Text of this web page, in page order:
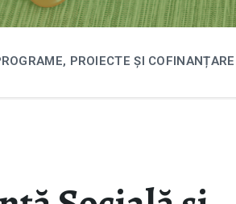
PROIECTE ȘI COFINANȚARE